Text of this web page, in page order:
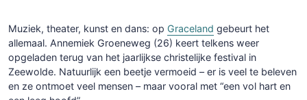
Muziek, theater, kunst en dans: op Graceland gebeurt het
allemaal. Annemiek Groeneweg (26) keert telkens weer
opgeladen terug van het jaarlijkse christelijke festival in
Zeewolde. Natuurlijk een beetje vermoeid – er is veel te beleven
en ze ontmoet veel mensen – maar vooral met “een vol hart en